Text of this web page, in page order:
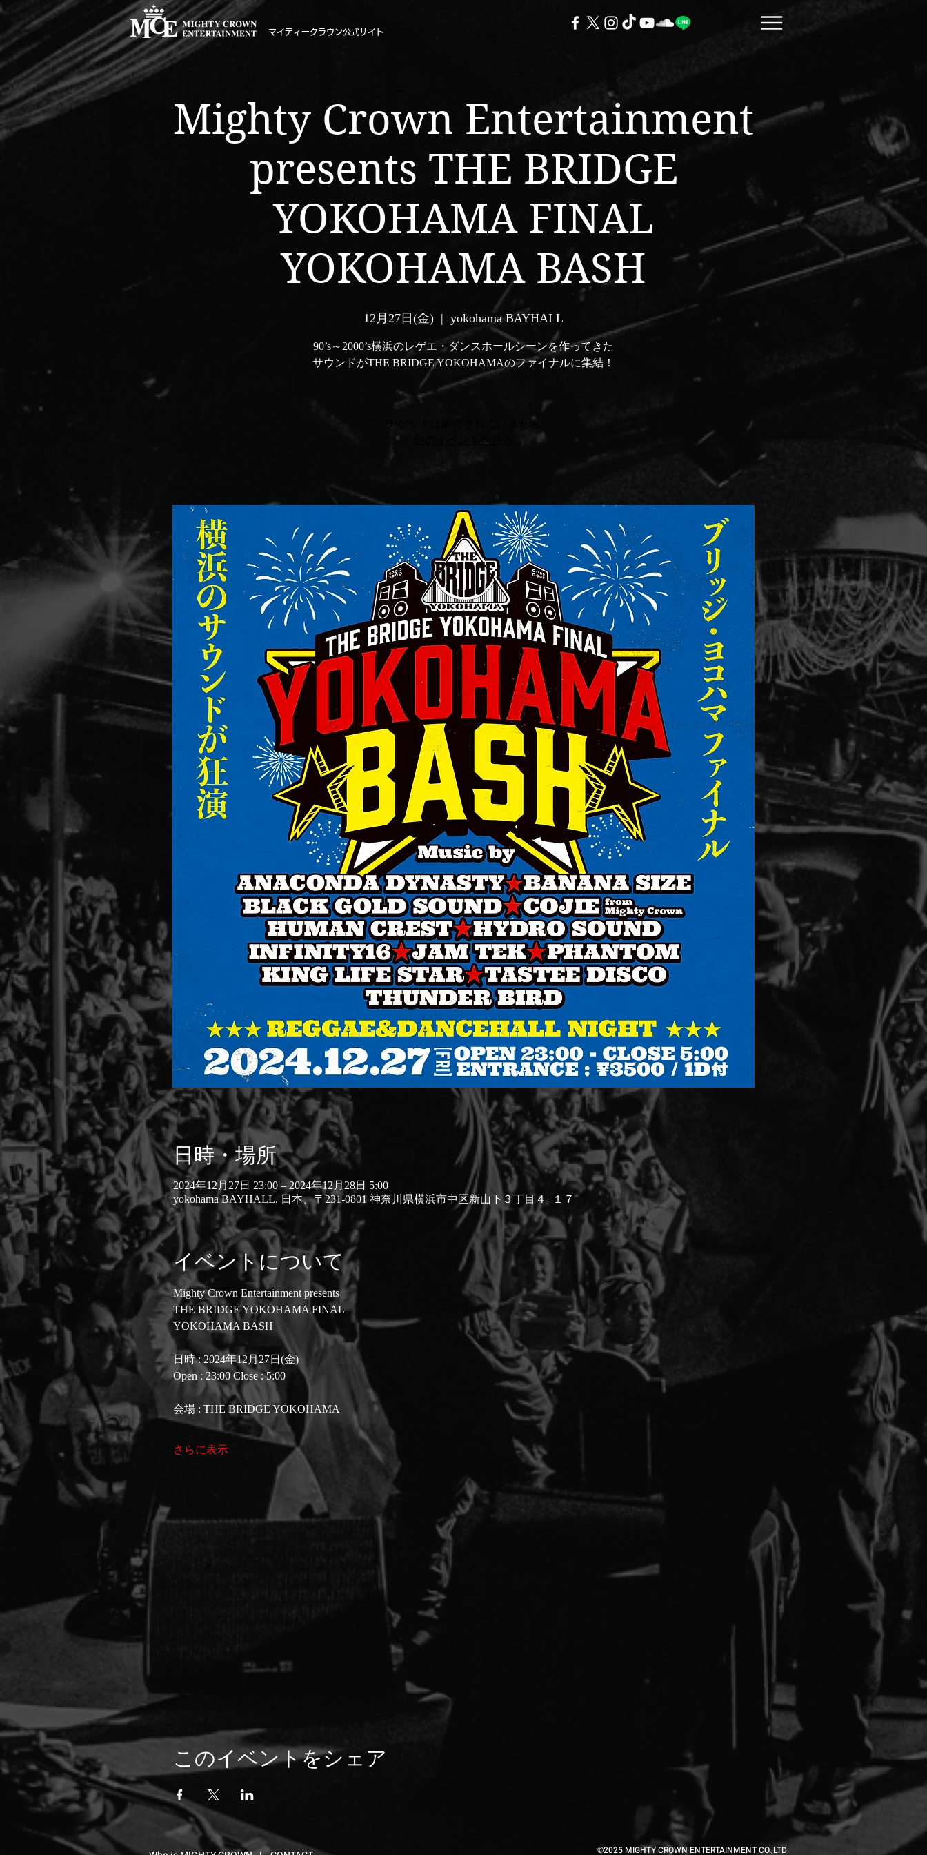
マイティークラウン公式サイト
Mighty Crown Entertainment
presents THE BRIDGE
YOKOHAMA FINAL
YOKOHAMA BASH
12月27日(金)
  |
yokohama BAYHALL
90’s～2000’s横浜のレゲエ・ダンスホールシーンを作ってきた
サウンドがTHE BRIDGE YOKOHAMAのファイナルに集結！
チケットは販売されていません
他のイベントを見る
日時・場所
2024年12月27日 23:00 – 2024年12月28日 5:00
yokohama BAYHALL, 日本、〒231-0801 神奈川県横浜市中区新山下３丁目４−１７
イベントについて
Mighty Crown Entertainment presents
THE BRIDGE YOKOHAMA FINAL
YOKOHAMA BASH
日時 : 2024年12月27日(金)
Open : 23:00 Close : 5:00
会場 : THE BRIDGE YOKOHAMA
さらに表示
このイベントをシェア
©2025 MIGHTY CROWN ENTERTAINMENT CO.,LTD